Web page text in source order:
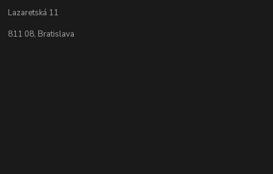
Lazaretská 11
811 08, Bratislava